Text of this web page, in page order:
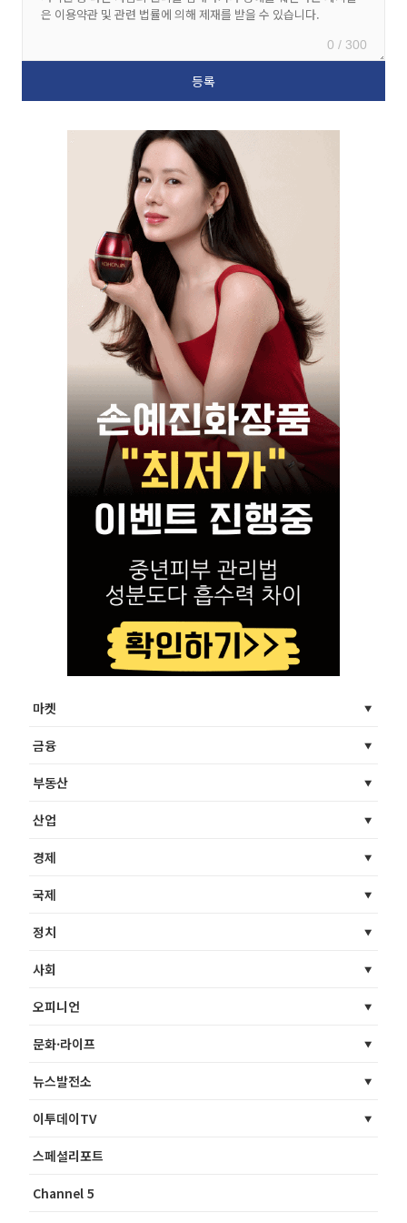
0 / 300
마켓
금융
부동산
산업
경제
국제
정치
사회
오피니언
문화·라이프
뉴스발전소
이투데이TV
스페셜리포트
Channel 5